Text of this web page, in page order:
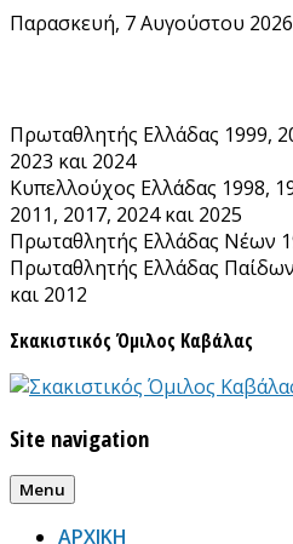
Skip
Παρασκευή, 7 Αυγούστου
Πρωταθλητής Ελλάδας 1999,
2023 και 2024
Κυπελλούχος Ελλάδας 1998,
2011, 2017, 2024 και 2025
Πρωταθλητής Ελλάδας Νέων
Πρωταθλητής Ελλάδας
και 2012
Σκακιστικός Όμιλος Καβάλας
Site navigation
Menu
ΑΡΧΙΚΗ